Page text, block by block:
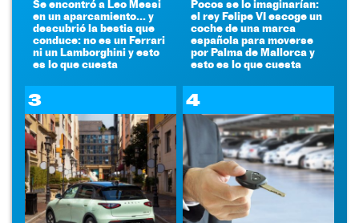
Se encontró a Leo Messi
en un aparcamiento... y
descubrió la bestia que
conduce: no es un Ferrari
ni un Lamborghini y esto
es lo que cuesta
Pocos se lo imaginarían:
el rey Felipe VI escoge un
coche de una marca
española para moverse
por Palma de Mallorca y
esto es lo que cuesta
3 4